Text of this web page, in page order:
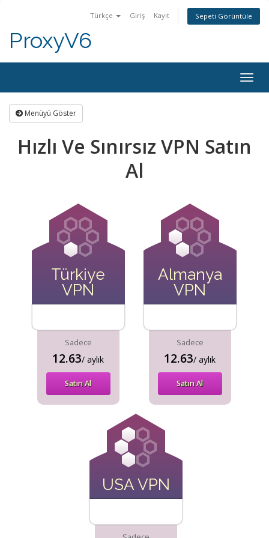
Türkçe Giriş Kayıt Sepeti Görüntüle
ProxyV6
Menüyü Göster
Hızlı Ve Sınırsız VPN Satın
Al
Türkiye
VPN
Sadece
12.63/ aylık
Satın Al
Almanya
VPN
Sadece
12.63/ aylık
Satın Al
USA VPN